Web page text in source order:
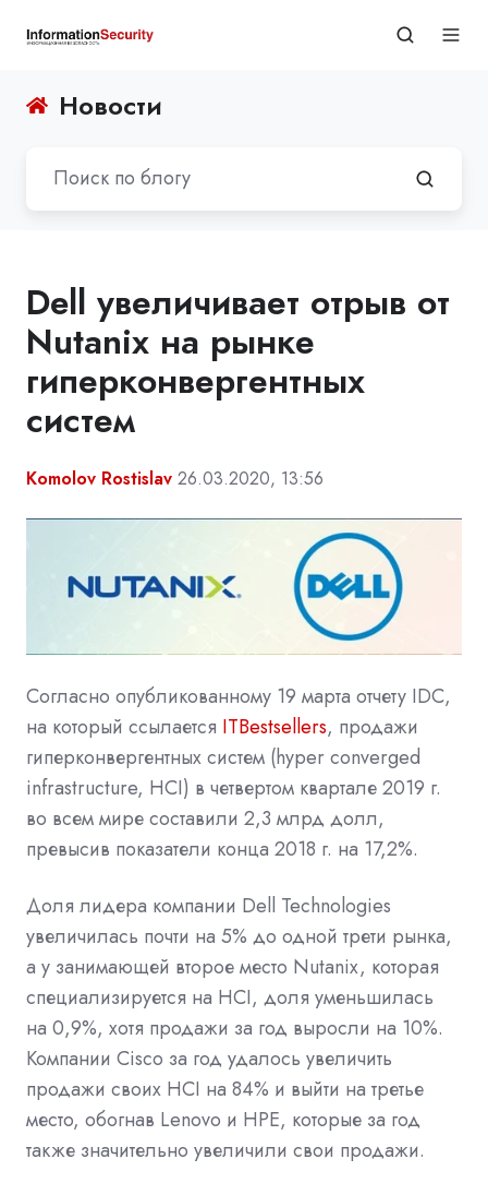
Новости
Dell увеличивает отрыв от
Nutanix на рынке
гиперконвергентных
систем
Komolov Rostislav 26.03.2020, 13:56
Согласно опубликованному 19 марта отчету IDC,
на который ссылается ITBestsellers, продажи
гиперконвергентных систем (hyper converged
infrastructure, HCI) в четвертом квартале 2019 г.
во всем мире составили 2,3 млрд долл,
превысив показатели конца 2018 г. на 17,2%.
Доля лидера компании Dell Technologies
увеличилась почти на 5% до одной трети рынка,
а у занимающей второе место Nutanix, которая
специализируется на HCI, доля уменьшилась
на 0,9%, хотя продажи за год выросли на 10%.
Компании Cisco за год удалось увеличить
продажи своих HCI на 84% и выйти на третье
место, обогнав Lenovo и HPE, которые за год
также значительно увеличили свои продажи.